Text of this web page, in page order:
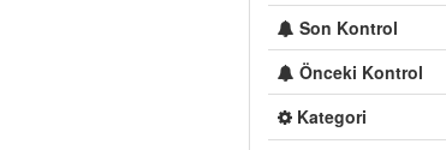
Son Kontrol
Önceki Kontrol
Kategori